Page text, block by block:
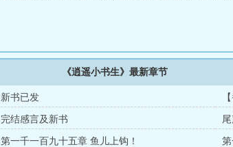
《逍遥小书生》最新章节
新书已发
完结感言及新书
第一千一百九十五章 鱼儿上钩！